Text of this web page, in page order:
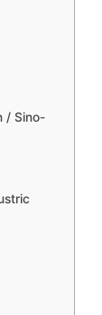
/ Sino-